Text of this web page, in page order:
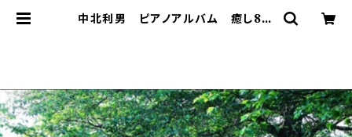
中北利男 ピアノアルバム 癒し8